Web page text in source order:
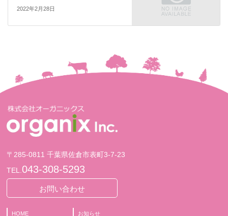
2022年2月28日
〒285-0811 千葉県佐倉市表町3-7-23
TEL.043-308-5293
お問い合わせ
HOME お知らせ